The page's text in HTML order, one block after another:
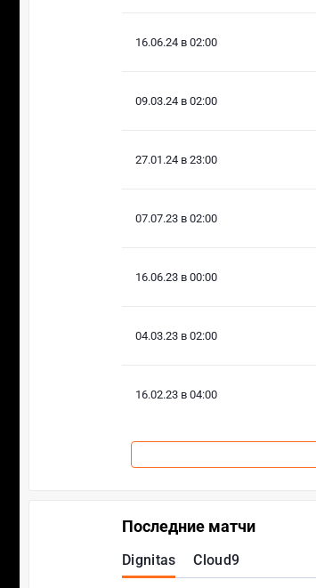
16.06.24 в 02:00
09.03.24 в 02:00
27.01.24 в 23:00
07.07.23 в 02:00
16.06.23 в 00:00
04.03.23 в 02:00
16.02.23 в 04:00
Последние матчи
Dignitas Cloud9